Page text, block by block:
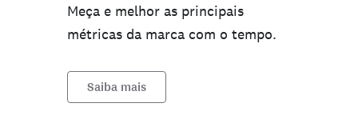
Meça e melhor as principais
métricas da marca com o tempo.
Saiba mais